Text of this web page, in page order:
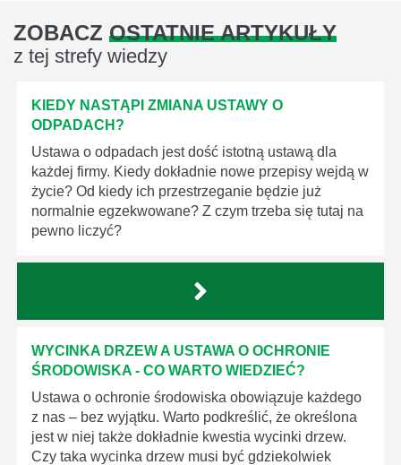
ZOBACZ OSTATNIE ARTYKUŁY
z tej strefy wiedzy
KIEDY NASTĄPI ZMIANA USTAWY O
ODPADACH?
Ustawa o odpadach jest dość istotną ustawą dla
każdej firmy. Kiedy dokładnie nowe przepisy wejdą w
życie? Od kiedy ich przestrzeganie będzie już
normalnie egzekwowane? Z czym trzeba się tutaj na
pewno liczyć?
WYCINKA DRZEW A USTAWA O OCHRONIE
ŚRODOWISKA - CO WARTO WIEDZIEĆ?
Ustawa o ochronie środowiska obowiązuje każdego
z nas – bez wyjątku. Warto podkreślić, że określona
jest w niej także dokładnie kwestia wycinki drzew.
Czy taka wycinka drzew musi być gdziekolwiek